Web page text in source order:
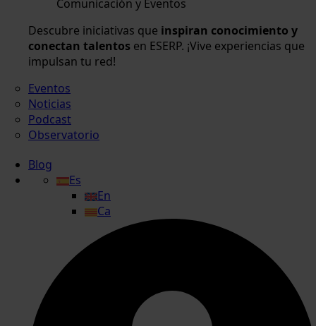
Comunicación y Eventos
Descubre iniciativas que inspiran conocimiento y
conectan talentos en ESERP. ¡Vive experiencias que
impulsan tu red!
Eventos
Noticias
Podcast
Observatorio
Blog
Es
En
Ca